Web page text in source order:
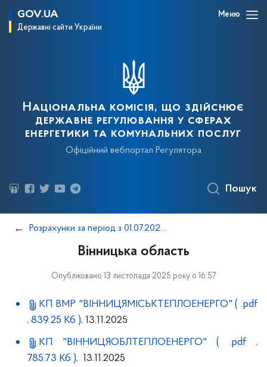
GOV.UA
Державні сайти України
Меню
Національна комісія, що здійснює
державне регулювання у сферах
енергетики та комунальних послуг
Офіційний вебпортал Регулятора
Пошук
Розрахунки за період з 01.07.2025 по 30.09.2025
Вінницька область
Опубліковано 13 листопада 2025 року о 16:57
КП ВМР "ВІННИЦЯМІСЬКТЕПЛОЕНЕРГО" ( .pdf
, 839.25 Кб ), 13.11.2025
КП "ВІННИЦЯОБЛТЕПЛОЕНЕРГО" ( .pdf ,
785.73 Кб ), 13.11.2025